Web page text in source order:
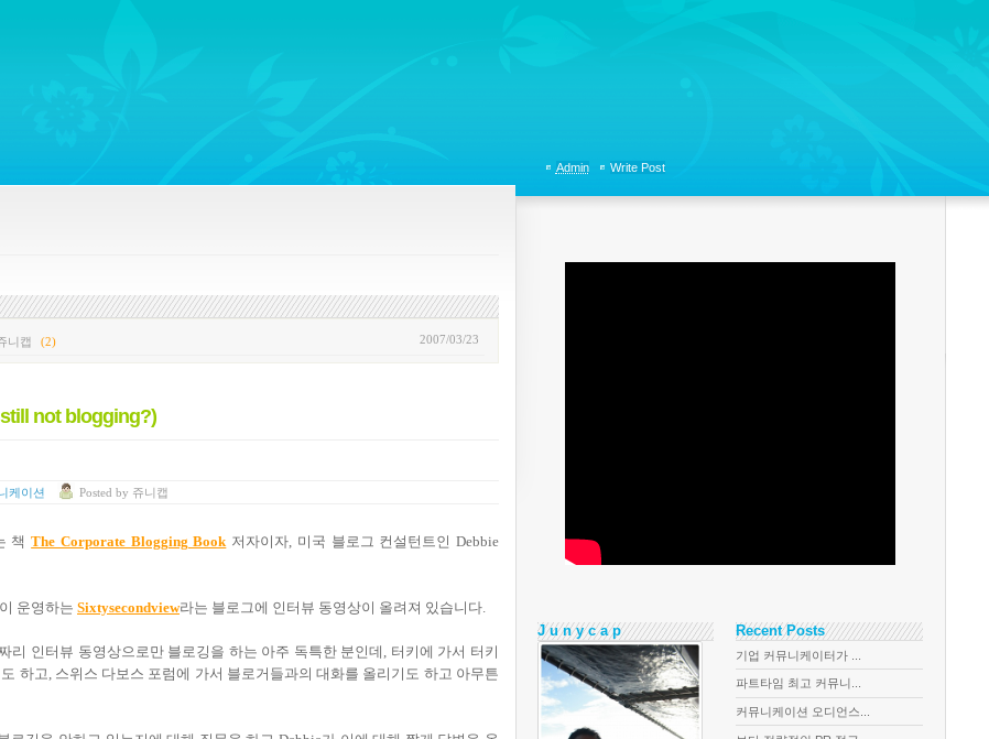
2007/03/23
니캡 (2)
not blogging?)
케이션 Posted by 쥬니캡
책The Corporate Blogging Book저자이자, 미국 블로그 컨설턴트인 Debbie
운영하는 Sixtysecondview라는 블로그에 인터뷰 동영상이 올려져 있습니다.
리 인터뷰 동영상으로만 블로깅을 하는 아주 독특한 분인데, 터키에 가서 터키
하고, 스위스 다보스 포럼에 가서 블로거들과의 대화를 올리기도 하고 아무튼
Admin Write Post
J u n y c a p Recent Posts
기업 커뮤니케이터가 ...
파트타임 최고 커뮤니...
커뮤니케이션 오디언스...